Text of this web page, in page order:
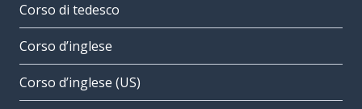
Corso di tedesco
Corso d’inglese
Corso d’inglese (US)